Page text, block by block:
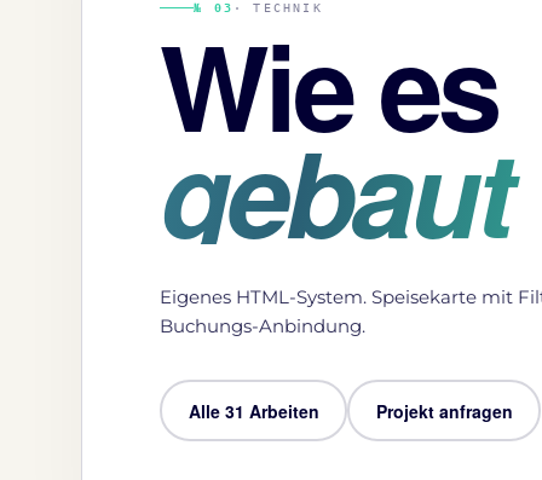
№ 03 · TECHNIK
Wie es
Eigenes HTML-System. Speisekarte mit
Buchungs-Anbindung.
Alle 31 Arbeiten Projekt anfragen